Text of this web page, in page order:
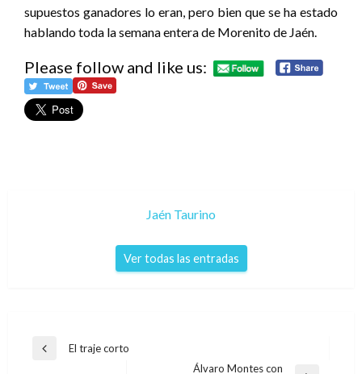
supuestos ganadores lo eran, pero bien que se ha estado
hablando toda la semana entera de Morenito de Jaén.
Please follow and like us:
Jaén Taurino
Ver todas las entradas
Navegación
Entrada
El traje corto
Álvaro Montes con